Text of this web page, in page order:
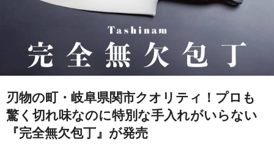
刃物の町・岐阜県関市クオリティ！プロも
驚く切れ味なのに特別な手入れがいらない
『完全無欠包丁』が発売